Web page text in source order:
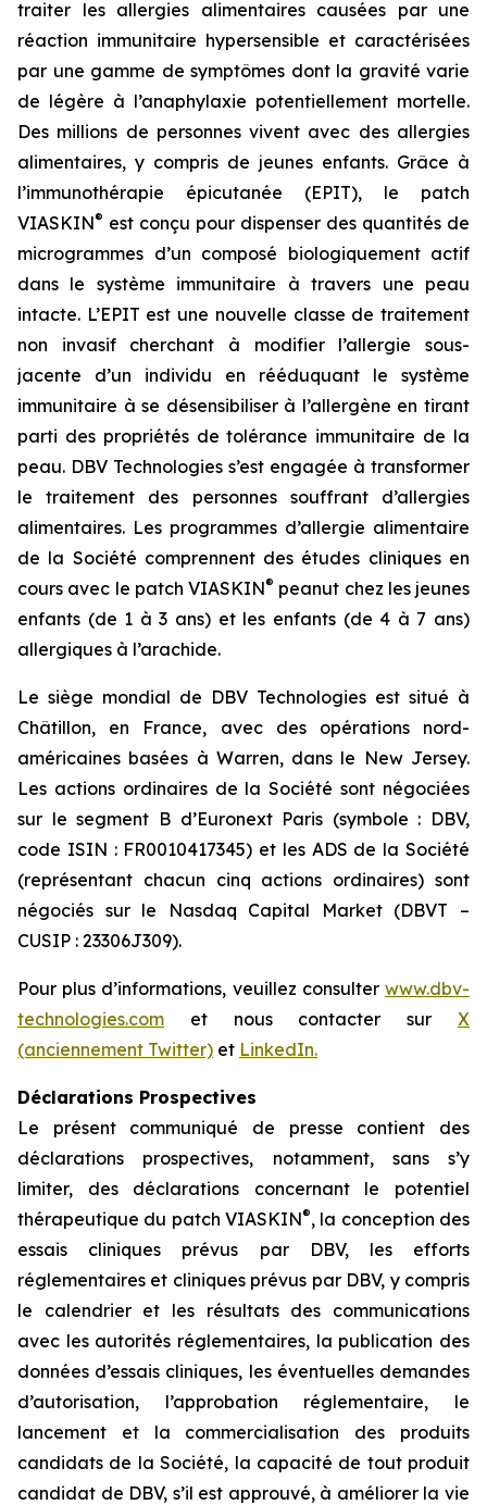
traiter les allergies alimentaires causées par une
réaction immunitaire hypersensible et caractérisées
par une gamme de symptômes dont la gravité varie
de légère à l’anaphylaxie potentiellement mortelle.
Des millions de personnes vivent avec des allergies
alimentaires, y compris de jeunes enfants. Grâce à
l’immunothérapie épicutanée (EPIT), le patch
VIASKIN® est conçu pour dispenser des quantités de
microgrammes d’un composé biologiquement actif
dans le système immunitaire à travers une peau
intacte. L’EPIT est une nouvelle classe de traitement
non invasif cherchant à modifier l’allergie sous-
jacente d’un individu en rééduquant le système
immunitaire à se désensibiliser à l’allergène en tirant
parti des propriétés de tolérance immunitaire de la
peau. DBV Technologies s’est engagée à transformer
le traitement des personnes souffrant d’allergies
alimentaires. Les programmes d’allergie alimentaire
de la Société comprennent des études cliniques en
cours avec le patch VIASKIN® peanut chez les jeunes
enfants (de 1 à 3 ans) et les enfants (de 4 à 7 ans)
allergiques à l’arachide.
Le siège mondial de DBV Technologies est situé à
Châtillon, en France, avec des opérations nord-
américaines basées à Warren, dans le New Jersey.
Les actions ordinaires de la Société sont négociées
sur le segment B d’Euronext Paris (symbole : DBV,
code ISIN : FR0010417345) et les ADS de la Société
(représentant chacun cinq actions ordinaires) sont
négociés sur le Nasdaq Capital Market (DBVT –
CUSIP : 23306J309).
Pour plus d’informations, veuillez consulter www.dbv-
technologies.com et nous contacter sur X
(anciennement Twitter) et LinkedIn.
Déclarations Prospectives
Le présent communiqué de presse contient des
déclarations prospectives, notamment, sans s’y
limiter, des déclarations concernant le potentiel
thérapeutique du patch VIASKIN®, la conception des
essais cliniques prévus par DBV, les efforts
réglementaires et cliniques prévus par DBV, y compris
le calendrier et les résultats des communications
avec les autorités réglementaires, la publication des
données d’essais cliniques, les éventuelles demandes
d’autorisation, l’approbation réglementaire, le
lancement et la commercialisation des produits
candidats de la Société, la capacité de tout produit
candidat de DBV, s’il est approuvé, à améliorer la vie